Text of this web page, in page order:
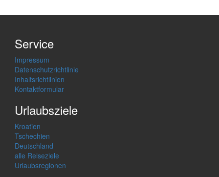
Service
Impressum
Datenschutzrichtlinie
Inhaltsrichtlinien
Kontaktformular
Urlaubsziele
Kroatien
Tschechien
Deutschland
alle Reiseziele
Urlaubsregionen